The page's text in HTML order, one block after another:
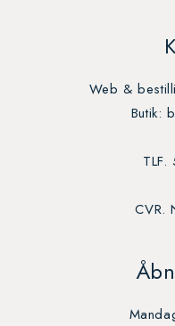
Web &
Butik:
CVR.